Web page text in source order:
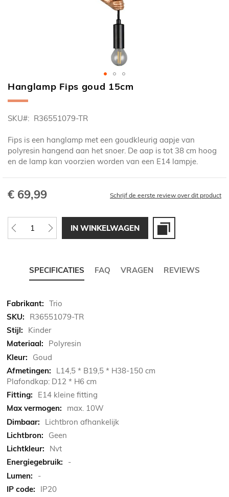
Ga
naar
begin
de
afbeeldingen-
gallerij
Hanglamp Fips goud 15cm
SKU R36551079-TR
Fips is een hanglamp met een goudkleurig aapje van
polyresin hangend aan het snoer. De aap is tot 38 cm hoog
en de lamp kan voorzien worden van een E14 lampje.
€ 69,99 Schrijf de eerste review over dit product
IN WINKELWAGEN
SPECIFICATIES FAQ VRAGEN REVIEWS
Meer
informatie
Trio
R36551079-TR
Kinder
Polyresin
Goud
L14,5 * B19,5 * H38-150 cm
Plafondkap: D12 * H6 cm
E14 kleine fitting
max. 10W
Lichtbron afhankelijk
Geen
Nvt
-
-
IP20